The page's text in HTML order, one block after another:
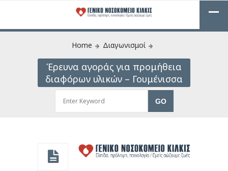
Home Διαγωνισμοί
Έρευνα αγοράς για προμήθεια
διαφόρων υλικών – Γουμένισσα